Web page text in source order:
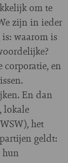
om te
zijn in ieder
waarom is
en
En dan
lokale
het
geldt:
hun